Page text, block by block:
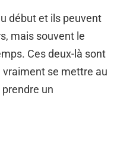
début et ils peuvent
mais souvent le
Ces deux-là sont
se mettre au
un